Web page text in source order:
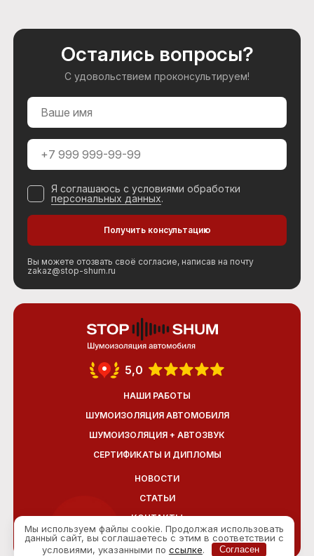
Остались вопросы?
С удовольствием проконсультируем!
Я соглашаюсь с условиями обработки
персональных данных.
Вы можете отозвать своё согласие, написав на почту
zakaz@stop-shum.ru
5,0
НАШИ РАБОТЫ
ШУМОИЗОЛЯЦИЯ АВТОМОБИЛЯ
ШУМОИЗОЛЯЦИЯ + АВТОЗВУК
СЕРТИФИКАТЫ И ДИПЛОМЫ
НОВОСТИ
СТАТЬИ
КОНТАКТЫ
ОТЗЫВЫ
Мы используем файлы cookie. Продолжая использовать
данный сайт, вы соглашаетесь с этим в соответствии с
условиями, указанными по ссылке. Согласен